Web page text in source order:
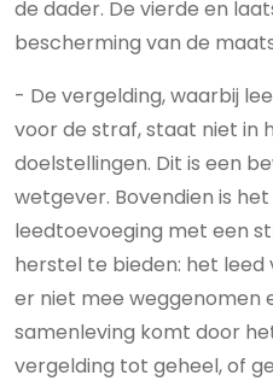
de dader. De vierde en
bescherming van de
- De vergelding, waarbij
voor de straf, staat niet in
doelstellingen. Dit is een
wetgever. Bovendien is
leedtoevoeging met een
herstel te bieden: het
er niet mee weggenomen
samenleving komt door
vergelding tot geheel, of